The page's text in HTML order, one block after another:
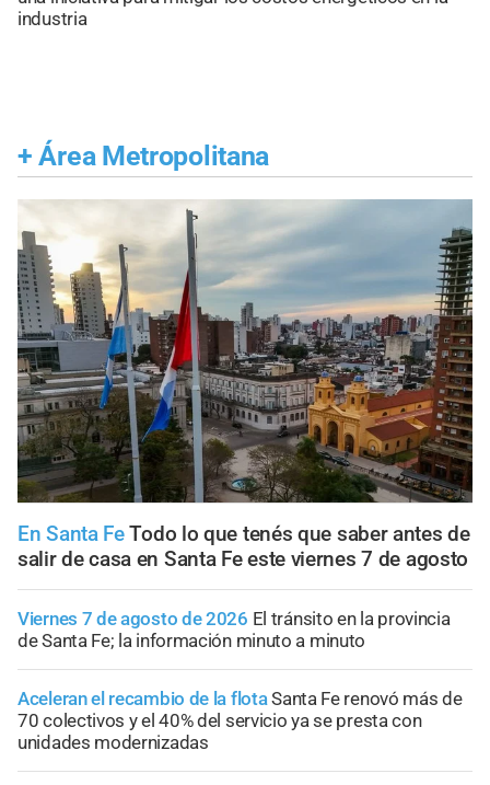
industria
+ Área Metropolitana
En Santa FeTodo lo que tenés que saber antes de
salir de casa en Santa Fe este viernes 7 de agosto
Viernes 7 de agosto de 2026 El tránsito en la provincia
de Santa Fe; la información minuto a minuto
Aceleran el recambio de la flotaSanta Fe renovó más de
70 colectivos y el 40% del servicio ya se presta con
unidades modernizadas